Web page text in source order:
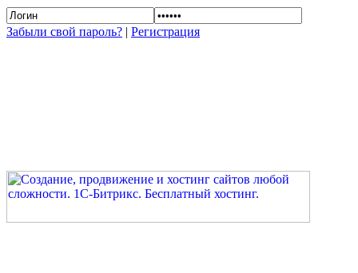
Забыли свой пароль? | Регистрация